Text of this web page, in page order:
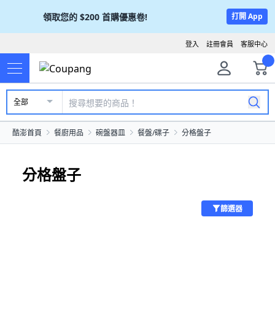
領取您的 $200 首購優惠卷! 打開 App
客服中心
註冊會員
登入
全部
酷澎首頁 餐廚用品 碗盤器皿 餐盤/碟子 分格盤子
分格盤子
篩選器